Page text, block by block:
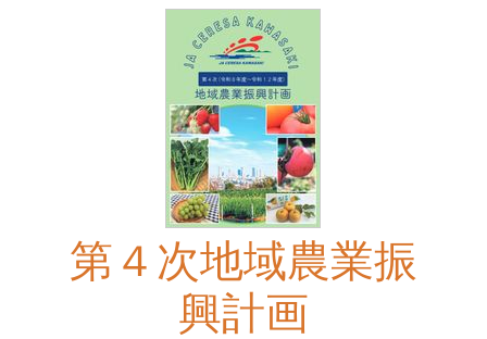
第４次地域農業振
興計画